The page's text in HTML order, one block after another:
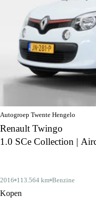
Autogroep Twente Hengelo
Renault Twingo
1.0 SCe Collection |
2016 113.564 km Benzine
Kopen